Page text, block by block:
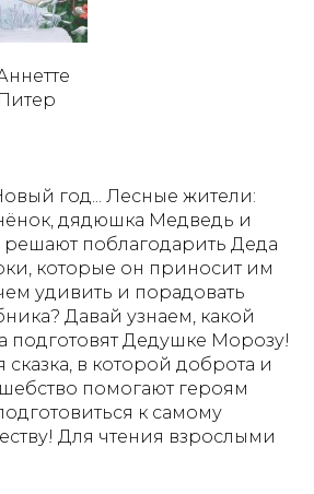
Питер
год... Лесные жители:
дядюшка Медведь и
поблагодарить Деда
которые он приносит им
удивить и порадовать
Давай узнаем, какой
подготовят Дедушке Морозу!
в которой доброта и
помогают героям
к самому
Для чтения взрослыми